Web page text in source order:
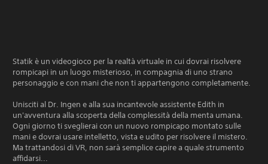
Statik è un videogioco per la realtà virtuale in cui dovrai risolvere
rompicapi in un luogo misterioso, in compagnia di uno strano
personaggio e con mani che non ti appartengono completamente.
Unisciti al Dr. Ingen e alla sua incantevole assistente Edith in
un'avventura alla scoperta della complessità della menta umana.
Ogni giorno ti sveglierai con un nuovo rompicapo montato sulle
mani e dovrai usare intelletto, vista e udito per risolvere il mistero.
Ma trattandosi di VR, non sarà semplice capire a quale strumento
affidarsi...